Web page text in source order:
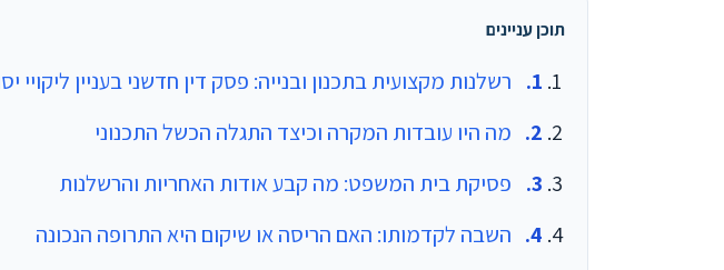
תוכן עניינים
רשלנות מקצועית בתכנון ובנייה: פסק דין חדשני בעניין ליקויי
מה היו עובדות המקרה וכיצד התגלה הכשל התכנוני
פסיקת בית המשפט: מה קבע אודות האחריות והרשלנות
השבה לקדמותו: האם הריסה או שיקום היא התרופה הנכונה